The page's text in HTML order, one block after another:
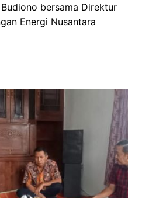
bersama Direktur
Energi Nusantara